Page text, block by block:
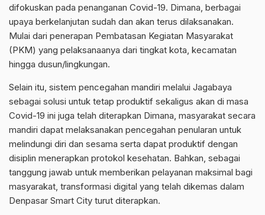
difokuskan pada penanganan Covid-19. Dimana, berbagai
upaya berkelanjutan sudah dan akan terus dilaksanakan.
Mulai dari penerapan Pembatasan Kegiatan Masyarakat
(PKM) yang pelaksanaanya dari tingkat kota, kecamatan
hingga dusun/lingkungan.
Selain itu, sistem pencegahan mandiri melalui Jagabaya
sebagai solusi untuk tetap produktif sekaligus akan di masa
Covid-19 ini juga telah diterapkan Dimana, masyarakat secara
mandiri dapat melaksanakan pencegahan penularan untuk
melindungi diri dan sesama serta dapat produktif dengan
disiplin menerapkan protokol kesehatan. Bahkan, sebagai
tanggung jawab untuk memberikan pelayanan maksimal bagi
masyarakat, transformasi digital yang telah dikemas dalam
Denpasar Smart City turut diterapkan.